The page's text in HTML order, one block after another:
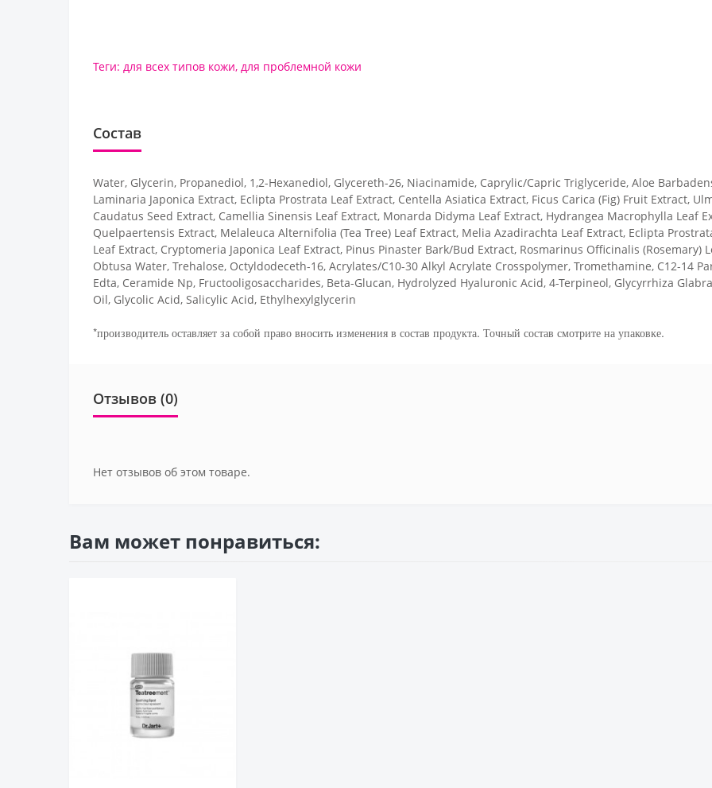
Теги: для всех типов кожи, для проблемной кожи
Состав
Water, Glycerin, Propanediol, 1,2-Hexanediol, Glycereth-26, Niacinamide, Caprylic/Capric Triglyceride, Aloe
Laminaria Japonica Extract, Eclipta Prostrata Leaf Extract, Centella Asiatica Extract, Ficus Carica (Fig) Fruit Extract,
Caudatus Seed Extract, Camellia Sinensis Leaf Extract, Monarda Didyma Leaf Extract, Hydrangea Macrophylla Leaf
Quelpaertensis Extract, Melaleuca Alternifolia (Tea Tree) Leaf Extract, Melia Azadirachta Leaf Extract, Eclipta
Leaf Extract, Cryptomeria Japonica Leaf Extract, Pinus Pinaster Bark/Bud Extract, Rosmarinus Officinalis (Rosemary)
Obtusa Water, Trehalose, Octyldodeceth-16, Acrylates/C10-30 Alkyl Acrylate Crosspolymer, Tromethamine, C12-14
Edta, Ceramide Np, Fructooligosaccharides, Beta-Glucan, Hydrolyzed Hyaluronic Acid, 4-Terpineol, Glycyrrhiza
Oil, Glycolic Acid, Salicylic Acid, Ethylhexylglycerin
*производитель оставляет за собой право вносить изменения в состав продукта. Точный состав смотрите на упаковке.
Отзывов (0)
Нет отзывов об этом товаре.
Вам может понравиться: